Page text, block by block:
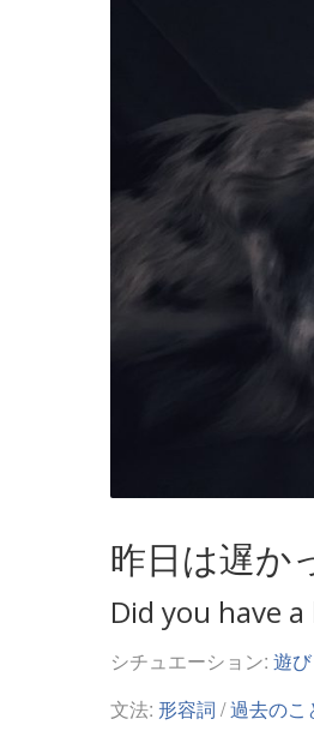
昨日は遅か
Did you have
シチュエーション: 遊び
文法: 形容詞 /過去のこ